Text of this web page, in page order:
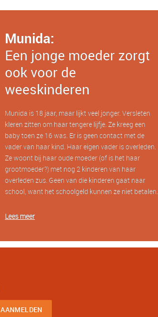
Munida:
Een jonge moeder zorgt
ook voor de
weeskinderen
Munida is 18 jaar, maar lijkt veel jonger. Versleten
kleren zitten om haar tengere lijfje. Ze kreeg een
baby toen ze 16 was. Er is geen contact met de
vader van haar kind. Haar eigen vader is overleden.
Ze woont bij haar oude moeder (of is het haar
grootmoeder?) met nog 2 kinderen van haar
overleden zus. Geen van die kinderen gaat naar
school, want het schoolgeld kunnen ze niet betalen.
Lees meer